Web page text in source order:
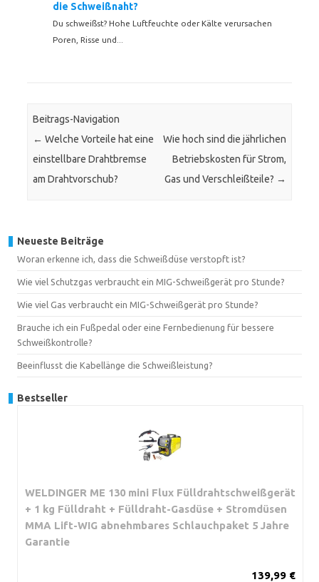
die Schweißnaht?
Du schweißst? Hohe Luftfeuchte oder Kälte verursachen
Poren, Risse und...
Beitrags-Navigation
← Welche Vorteile hat eine
einstellbare Drahtbremse
am Drahtvorschub?
Wie hoch sind die jährlichen
Betriebskosten für Strom,
Gas und Verschleißteile? →
Neueste Beiträge
Woran erkenne ich, dass die Schweißdüse verstopft ist?
Wie viel Schutzgas verbraucht ein MIG-Schweißgerät pro Stunde?
Wie viel Gas verbraucht ein MIG-Schweißgerät pro Stunde?
Brauche ich ein Fußpedal oder eine Fernbedienung für bessere
Schweißkontrolle?
Beeinflusst die Kabellänge die Schweißleistung?
Bestseller
WELDINGER ME 130 mini Flux Fülldrahtschweißgerät
+ 1 kg Fülldraht + Fülldraht-Gasdüse + Stromdüsen
MMA Lift-WIG abnehmbares Schlauchpaket 5 Jahre
Garantie
139,99 €